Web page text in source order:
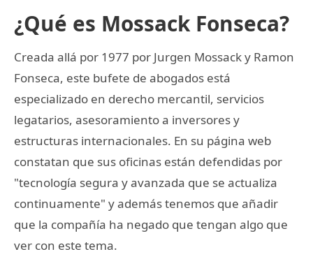
¿Qué es Mossack Fonseca?
Creada allá por 1977 por Jurgen Mossack y Ramon
Fonseca, este bufete de abogados está
especializado en derecho mercantil, servicios
legatarios, asesoramiento a inversores y
estructuras internacionales. En su página web
constatan que sus oficinas están defendidas por
"tecnología segura y avanzada que se actualiza
continuamente" y además tenemos que añadir
que la compañía ha negado que tengan algo que
ver con este tema.